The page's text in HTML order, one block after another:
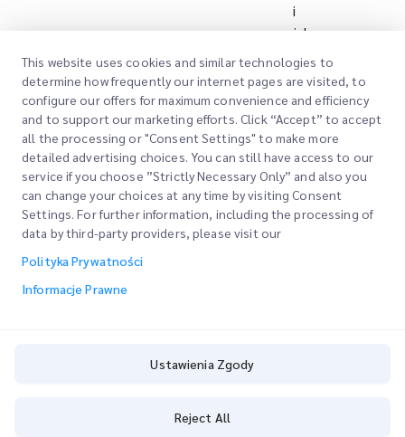
i
jak
oś
ć
dzi
ęki
inn
ow
acy
jny
m
This website uses cookies and similar technologies to
determine how frequently our internet pages are visited, to
configure our offers for maximum convenience and efficiency
and to support our marketing efforts. Click “Accept” to accept
all the processing or "Consent Settings" to make more
detailed advertising choices. You can still have access to our
service if you choose ”Strictly Necessary Only” and also you
can change your choices at any time by visiting Consent
Settings. For further information, including the processing of
data by third-party providers, please visit our
Polityka Prywatności
Informacje Prawne
Ustawienia Zgody
Reject All